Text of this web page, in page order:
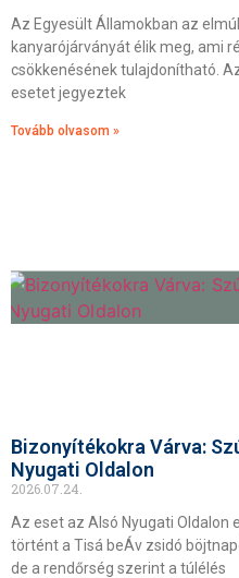
Az Egyesült Államokban az
kanyarójárványát élik meg, ami
csökkenésének tulajdonítható.
esetet jegyeztek
Tovább olvasom »
Bizonyítékokra Várva:
Nyugati Oldalon
2026.07.24.
Az eset az Alsó Nyugati Oldalon
történt a Tisá beÁv zsidó
de a rendőrség szerint a túlélés